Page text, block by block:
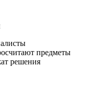
предметы
решения